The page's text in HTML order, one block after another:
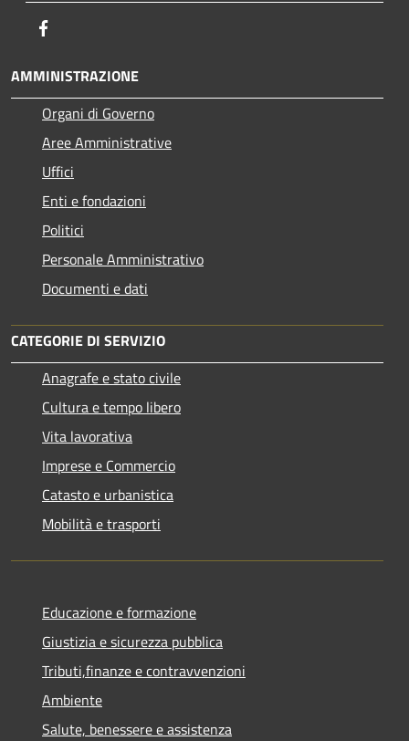
AMMINISTRAZIONE
Organi di Governo
Aree Amministrative
Uffici
Enti e fondazioni
Politici
Personale Amministrativo
Documenti e dati
CATEGORIE DI SERVIZIO
Anagrafe e stato civile
Cultura e tempo libero
Vita lavorativa
Imprese e Commercio
Catasto e urbanistica
Mobilità e trasporti
Educazione e formazione
Giustizia e sicurezza pubblica
Tributi,finanze e contravvenzioni
Ambiente
Salute, benessere e assistenza